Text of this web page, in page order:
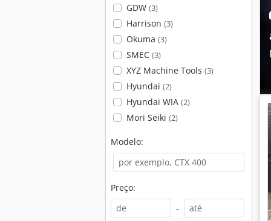
GDW (3)
Harrison (3)
Okuma (3)
SMEC (3)
XYZ Machine Tools (3)
Hyundai (2)
Hyundai WIA (2)
Mori Seiki (2)
Modelo:
Preço:
-